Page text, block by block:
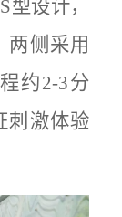
设计，
两侧采用
约2-3分
刺激体验